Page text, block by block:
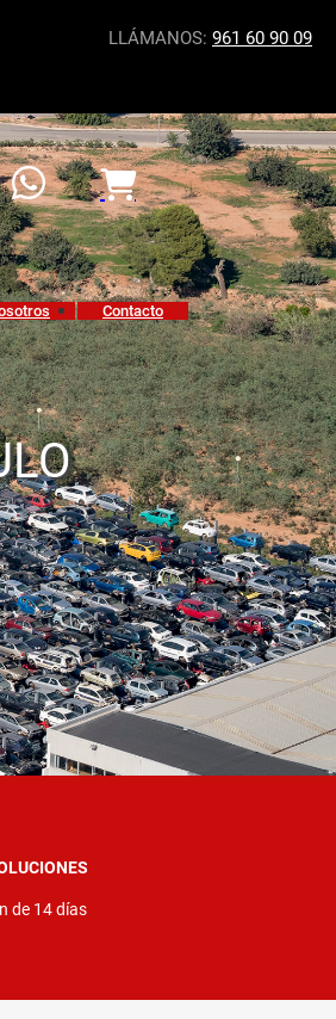
LLÁMANOS: 961 60 90 09
Contacto
de 14 días